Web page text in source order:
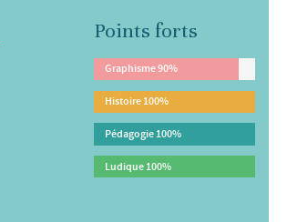
Points forts
Graphisme90%
Histoire100%
Pédagogie100%
Ludique100%